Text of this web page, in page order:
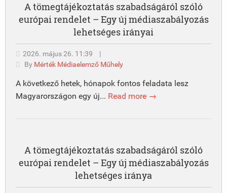
A tömegtájékoztatás szabadságáról szóló
európai rendelet – Egy új médiaszabályozás
lehetséges irányai
2026. május 26. 11:39
|
By Mérték Médiaelemző Műhely
A következő hetek, hónapok fontos feladata lesz
Magyarországon egy új... Read more →
A tömegtájékoztatás szabadságáról szóló
európai rendelet – Egy új médiaszabályozás
lehetséges iránya